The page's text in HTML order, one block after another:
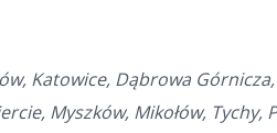
Katowice, Dąbrowa
Myszków, Mikołów, Tychy,